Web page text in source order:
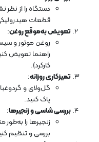
دستگاه را از نظر
قطعات
تعویض به‌موقع روغن:
روغن موتور و
کارکرد).
تمیزکاری روزانه:
گل‌ولای و
پاک کنید.
بررسی شاسی و زنجیرها:
زنجیرها را
بررسی و تنظیم